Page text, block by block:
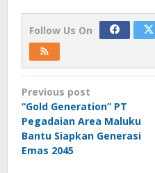
Follow Us On
Post
navigation
Previous post
“Gold Generation” PT
Pegadaian Area Maluku
Bantu Siapkan Generasi
Emas 2045